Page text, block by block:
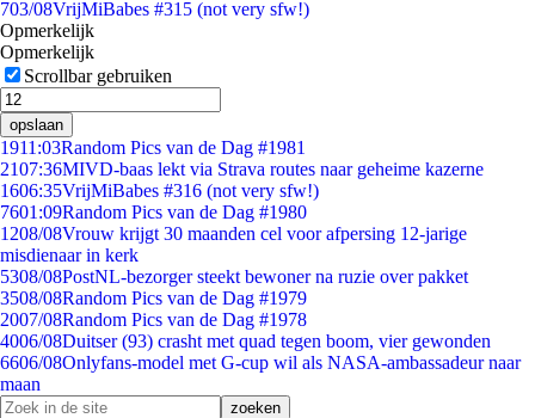
703/08VrijMiBabes #315 (not very sfw!)
Opmerkelijk
Opmerkelijk
Scrollbar gebruiken
opslaan
1911:03Random Pics van de Dag #1981
2107:36MIVD-baas lekt via Strava routes naar geheime kazerne
1606:35VrijMiBabes #316 (not very sfw!)
7601:09Random Pics van de Dag #1980
1208/08Vrouw krijgt 30 maanden cel voor afpersing 12-jarige
misdienaar in kerk
5308/08PostNL-bezorger steekt bewoner na ruzie over pakket
3508/08Random Pics van de Dag #1979
2007/08Random Pics van de Dag #1978
4006/08Duitser (93) crasht met quad tegen boom, vier gewonden
6606/08Onlyfans-model met G-cup wil als NASA-ambassadeur naar
maan